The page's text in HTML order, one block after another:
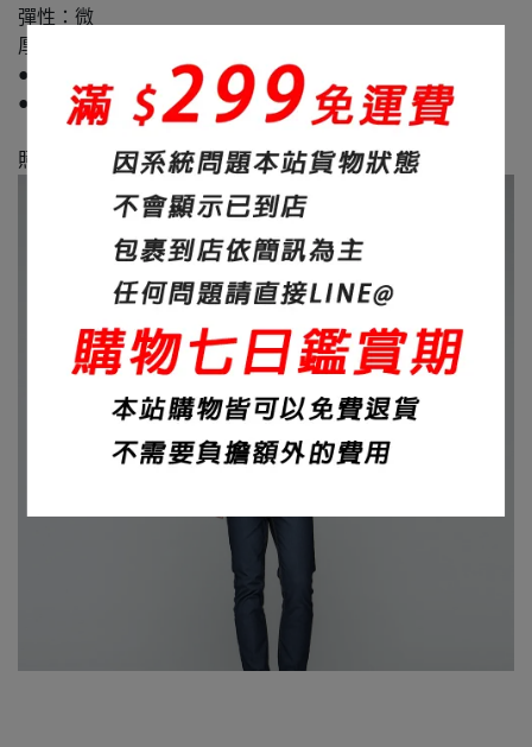
彈性：微
厚度：320碼重
●本款螺紋採用超重磅螺紋 碼重500G
●全面採用【全精梳棉】
照片為版型介紹!!!!